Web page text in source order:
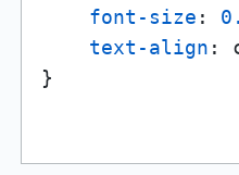
font-size :
text-align :